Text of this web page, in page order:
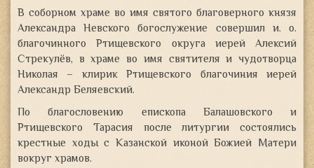
В соборном храме во имя святого благоверного князя
Александра Невского богослужение совершил и. о.
благочинного Ртищевского округа иерей Алексий
Стрекулёв, в храме во имя святителя и чудотворца
Николая – клирик Ртищевского благочиния иерей
Александр Беляевский.
По благословению епископа Балашовского и
Ртищевского Тарасия после литургии состоялись
крестные ходы с Казанской иконой Божией Матери
вокруг храмов.